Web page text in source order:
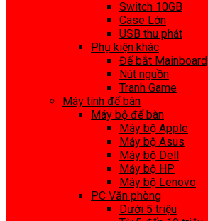
Switch 10GB
Case Lớn
USB thu phát
Phụ kiện khác
Đế bắt Mainboard
Nút nguồn
Tranh Game
Máy tính để bàn
Máy bộ để bàn
Máy bộ Apple
Máy bộ Asus
Máy bộ Dell
Máy bộ HP
Máy bộ Lenovo
PC Văn phòng
Dưới 5 triệu